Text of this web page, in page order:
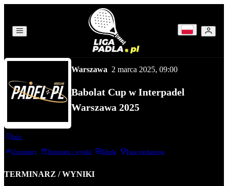
Warszawa 2 marca 2025, 09:00
Babolat Cup w Interpadel
Warszawa 2025
Info
Uczestnicy Terminarz / wyniki Tabela Faza pucharowa
TERMINARZ / WYNIKI